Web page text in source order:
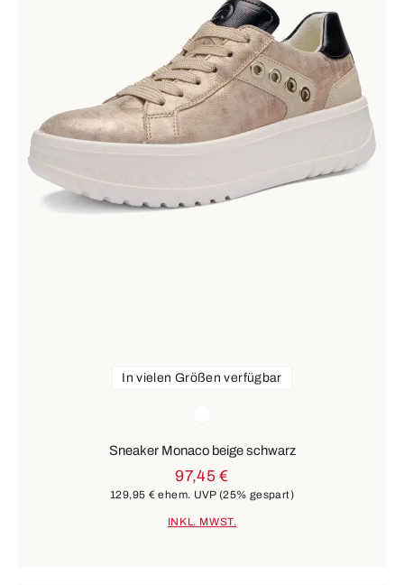
In vielen Größen verfügbar
Sneaker Monaco beige schwarz
97,45 €
129,95 € ehem. UVP(25% gespart)
INKL. MWST.